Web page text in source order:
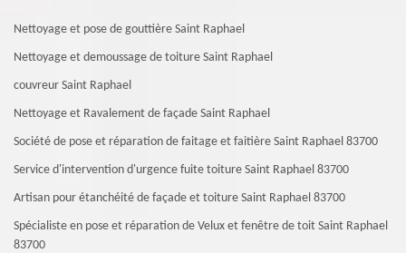
Nettoyage et pose de gouttière Saint Raphael
Nettoyage et demoussage de toiture Saint Raphael
couvreur Saint Raphael
Nettoyage et Ravalement de façade Saint Raphael
Société de pose et réparation de faitage et faitière Saint Raphael 83700
Service d'intervention d'urgence fuite toiture Saint Raphael 83700
Artisan pour étanchéité de façade et toiture Saint Raphael 83700
Spécialiste en pose et réparation de Velux et fenêtre de toit Saint Raphael
83700